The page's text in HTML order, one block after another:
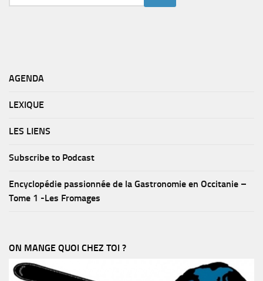
AGENDA
LEXIQUE
LES LIENS
Subscribe to Podcast
Encyclopédie passionnée de la Gastronomie en Occitanie –
Tome 1 -Les Fromages
ON MANGE QUOI CHEZ TOI ?